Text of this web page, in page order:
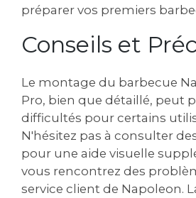
préparer vos premiers
Conseils et
Le montage du barbecue
Pro, bien que détaillé, peut
difficultés pour certains
N'hésitez pas à consulter
pour une aide visuelle
vous rencontrez des
service client de Napoleon.